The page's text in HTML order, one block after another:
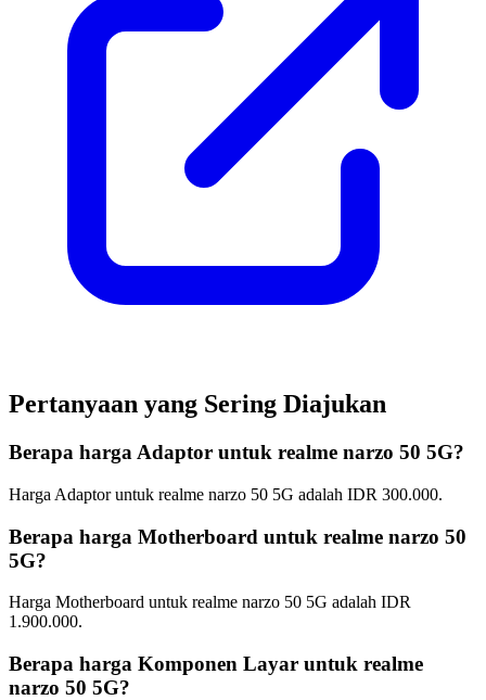
Pertanyaan yang Sering Diajukan
Berapa harga Adaptor untuk realme narzo 50 5G?
Harga Adaptor untuk realme narzo 50 5G adalah IDR 300.000.
Berapa harga Motherboard untuk realme narzo 50
5G?
Harga Motherboard untuk realme narzo 50 5G adalah IDR
1.900.000.
Berapa harga Komponen Layar untuk realme
narzo 50 5G?